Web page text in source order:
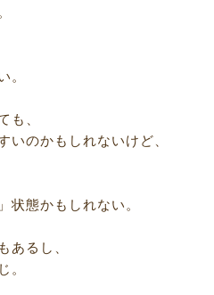
。
も、
いのかもしれないけど、
状態かもしれない。
あるし、
。